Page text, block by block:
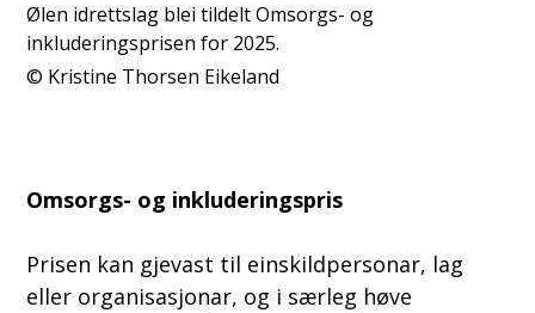
Ølen idrettslag blei tildelt Omsorgs- og
inkluderingsprisen for 2025.
Kristine Thorsen Eikeland
Omsorgs- og inkluderingspris
Prisen kan gjevast til einskildpersonar, lag
eller organisasjonar, og i særleg høve